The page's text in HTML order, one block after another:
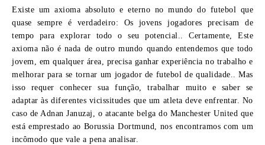
Existe um axioma absoluto e eterno no mundo do futebol que
quase sempre é verdadeiro: Os jovens jogadores precisam de
tempo para explorar todo o seu potencial.. Certamente, Este
axioma não é nada de outro mundo quando entendemos que todo
jovem, em qualquer área, precisa ganhar experiência no trabalho e
melhorar para se tornar um jogador de futebol de qualidade.. Mas
isso requer conhecer sua função, trabalhar muito e saber se
adaptar às diferentes vicissitudes que um atleta deve enfrentar. No
caso de Adnan Januzaj, o atacante belga do Manchester United que
está emprestado ao Borussia Dortmund, nos encontramos com um
incômodo que vale a pena analisar.